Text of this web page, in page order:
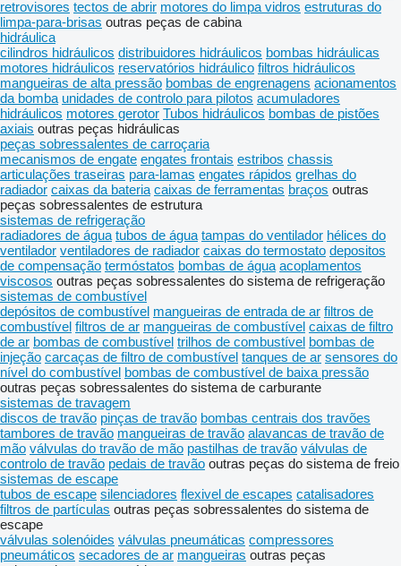
retrovisores tectos de abrir motores do limpa vidros estruturas do
limpa-para-brisas outras peças de cabina
hidráulica
cilindros hidráulicos distribuidores hidráulicos bombas hidráulicas
motores hidráulicos reservatórios hidráulico filtros hidráulicos
mangueiras de alta pressão bombas de engrenagens acionamentos
da bomba unidades de controlo para pilotos acumuladores
hidráulicos motores gerotor Tubos hidráulicos bombas de pistões
axiais outras peças hidráulicas
peças sobressalentes de carroçaria
mecanismos de engate engates frontais estribos chassis
articulações traseiras para-lamas engates rápidos grelhas do
radiador caixas da bateria caixas de ferramentas braços outras
peças sobressalentes de estrutura
sistemas de refrigeração
radiadores de água tubos de água tampas do ventilador hélices do
ventilador ventiladores de radiador caixas do termostato depositos
de compensação termóstatos bombas de água acoplamentos
viscosos outras peças sobressalentes do sistema de refrigeração
sistemas de combustível
depósitos de combustível mangueiras de entrada de ar filtros de
combustível filtros de ar mangueiras de combustível caixas de filtro
de ar bombas de combustível trilhos de combustível bombas de
injeção carcaças de filtro de combustível tanques de ar sensores do
nível do combustível bombas de combustível de baixa pressão
outras peças sobressalentes do sistema de carburante
sistemas de travagem
discos de travão pinças de travão bombas centrais dos travões
tambores de travão mangueiras de travão alavancas de travão de
mão válvulas do travão de mão pastilhas de travão válvulas de
controlo de travão pedais de travão outras peças do sistema de freio
sistemas de escape
tubos de escape silenciadores flexivel de escapes catalisadores
filtros de partículas outras peças sobressalentes do sistema de
escape
válvulas solenóides válvulas pneumáticas compressores
pneumáticos secadores de ar mangueiras outras peças